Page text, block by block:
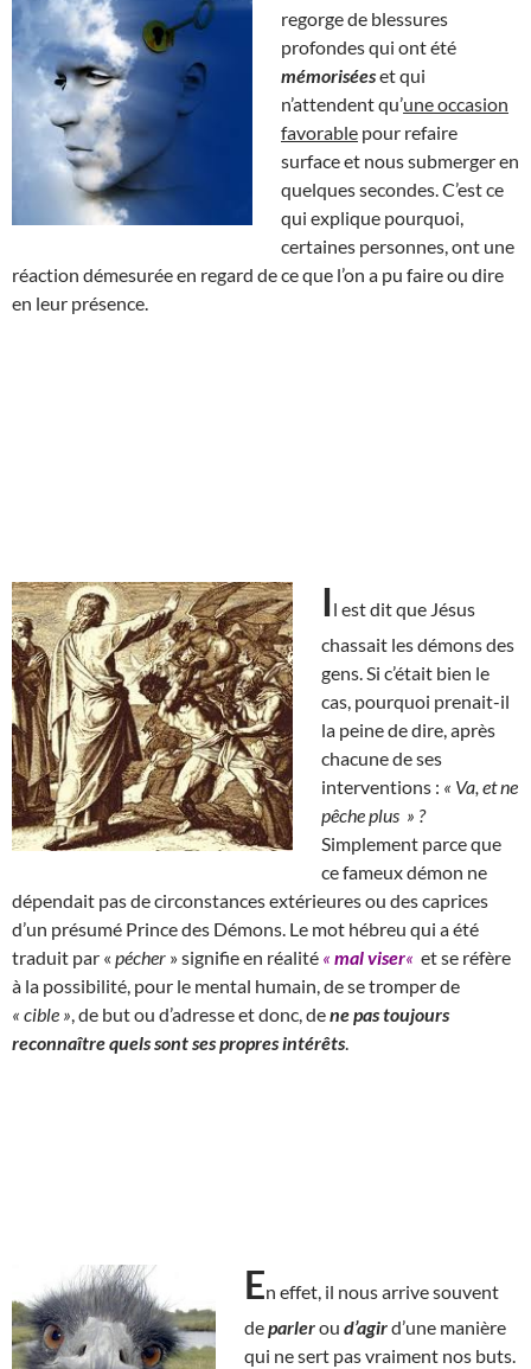
regorge de blessures
profondes qui ont été
mémoriséeset qui
n’attendent qu’une occasion
favorable pour refaire
surface et nous submerger en
quelques secondes. C’est ce
qui explique pourquoi,
certaines personnes, ont une
réaction démesurée en regard de ce que l’on a pu faire ou dire
en leur présence.
Il est dit que Jésus
chassait les démons des
gens. Si c’était bien le
cas, pourquoi prenait-il
la peine de dire, après
chacune de ses
interventions : « Va, et ne
pêche plus » ?
Simplement parce que
ce fameux démon ne
dépendait pas de circonstances extérieures ou des caprices
d’un présumé Prince des Démons. Le mot hébreu qui a été
traduit par « pécher » signifie en réalité « mal viser« et se réfère
à la possibilité, pour le mental humain, de se tromper de
« cible » , de but ou d’adresse et donc, dene pas toujours
reconnaître quels sont ses propres intérêts
En effet, il nous arrive souvent
deparlerou d’agird’une manière
qui ne sert pas vraiment nos buts.